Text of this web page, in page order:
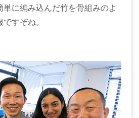
に編み込んだ竹を骨組みのよ
すぞね。